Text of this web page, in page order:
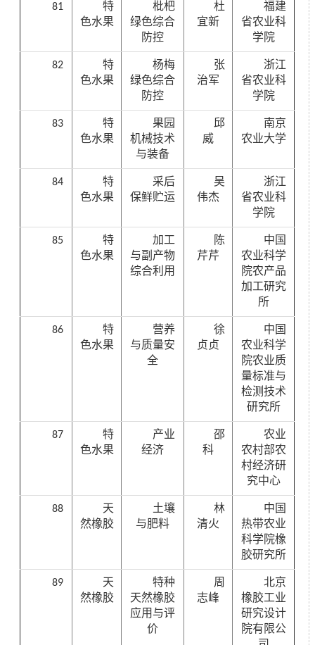
81
特
色水果
枇杷
绿色综合
防控
杜
宜新
福建
省农业科
学院
82
特
色水果
杨梅
绿色综合
防控
张
治军
浙江
省农业科
学院
83
特
色水果
果园
机械技术
与装备
邱
威
南京
农业大学
84
特
色水果
采后
保鲜贮运
吴
伟杰
浙江
省农业科
学院
85
特
色水果
加工
与副产物
综合利用
陈
芹芹
中国
农业科学
院农产品
加工研究
所
86
特
色水果
营养
与质量安
全
徐
贞贞
中国
农业科学
院农业质
量标准与
检测技术
研究所
87
特
色水果
产业
经济
邵
科
农业
农村部农
村经济研
究中心
88
天
然橡胶
土壤
与肥料
林
清火
中国
热带农业
科学院橡
胶研究所
89
天
然橡胶
特种
天然橡胶
应用与评
价
周
志峰
北京
橡胶工业
研究设计
院有限公